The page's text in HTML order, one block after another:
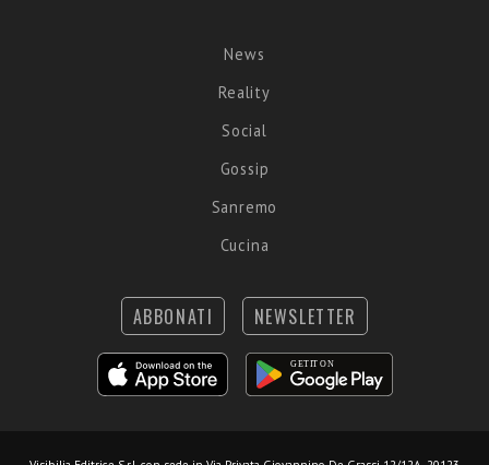
News
Reality
Social
Gossip
Sanremo
Cucina
ABBONATI NEWSLETTER